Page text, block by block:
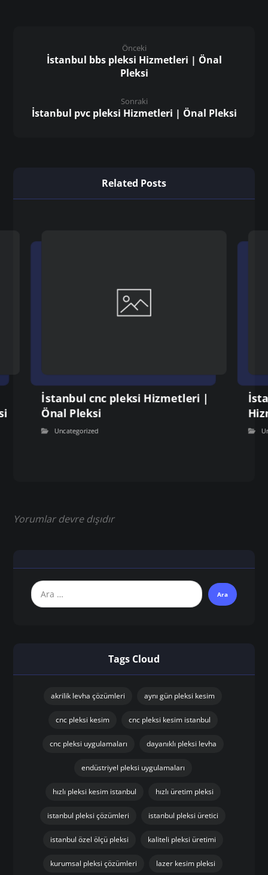
Önceki
İstanbul bbs pleksi Hizmetleri | Önal
Pleksi
Sonraki
İstanbul pvc pleksi Hizmetleri | Önal Pleksi
Related Posts
İstanbul cnc pleksi Hizmetleri |
Önal Pleksi
Uncategorized
Yorumlar devre dışıdır
Tags Cloud
akrilik levha çözümleri aynı gün pleksi kesim
cnc pleksi kesim cnc pleksi kesim istanbul
cnc pleksi uygulamaları dayanıklı pleksi levha
endüstriyel pleksi uygulamaları
hızlı pleksi kesim istanbul hızlı üretim pleksi
istanbul pleksi çözümleri istanbul pleksi üretici
istanbul özel ölçü pleksi kaliteli pleksi üretimi
kurumsal pleksi çözümleri lazer kesim pleksi